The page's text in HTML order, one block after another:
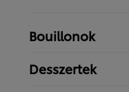
Bouillonok
Desszertek